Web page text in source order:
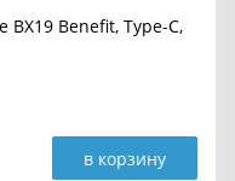
BX19 Benefit, Type-C,
в корзину